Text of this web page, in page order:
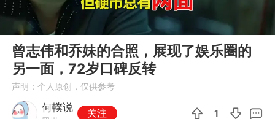
00:00 02:17
曾志伟和乔妹的合照，展现了娱乐圈的
另一面，72岁口碑反转
声明：个人原创，仅供参考
何轐说 关注 1